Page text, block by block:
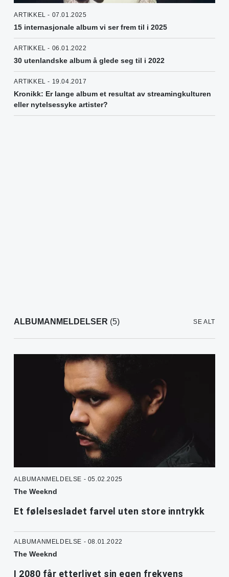
ARTIKKEL - 07.01.2025
15 internasjonale album vi ser frem til i 2025
ARTIKKEL - 06.01.2022
30 utenlandske album å glede seg til i 2022
ARTIKKEL - 19.04.2017
Kronikk: Er lange album et resultat av streamingkulturen
eller nytelsessyke artister?
ALBUMANMELDELSER (5) SE ALT
ALBUMANMELDELSE - 05.02.2025
The Weeknd
Et følelsesladet farvel uten store inntrykk
ALBUMANMELDELSE - 08.01.2022
The Weeknd
I 2080 får etterlivet sin egen frekvens